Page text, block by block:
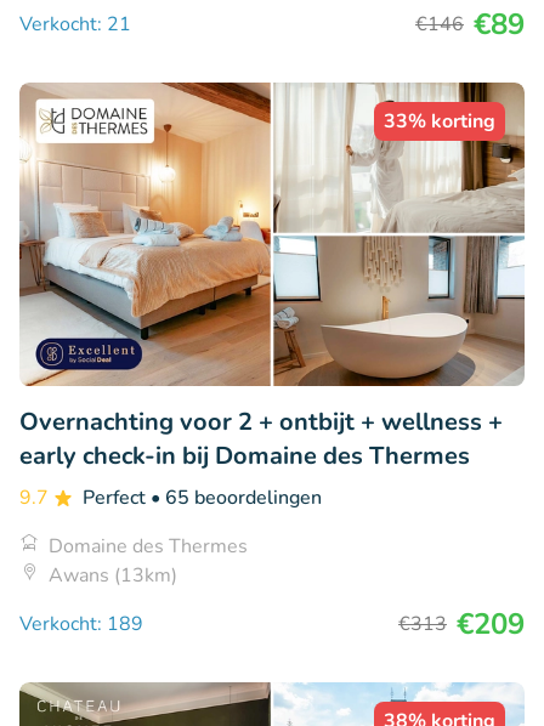
Verkocht: 21 €146 €89
33% korting
Overnachting voor 2 + ontbijt + wellness +
early check-in bij Domaine des Thermes
9.7 Perfect • 65 beoordelingen
Domaine des Thermes
Awans (13km)
Verkocht: 189
€313 €209